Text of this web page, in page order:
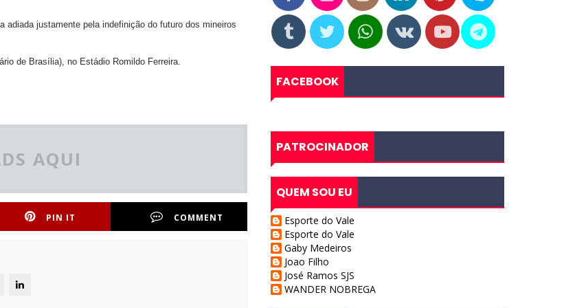
justamente pela indefinição do futuro dos mineiros
de Brasília), no Estádio Romildo Ferreira.
AQUI
PIN IT COMMENT
FACEBOOK
PATROCINADOR
QUEM SOU EU
Esporte do Vale
Esporte do Vale
Gaby Medeiros
Joao Filho
José Ramos SJS
WANDER NOBREGA